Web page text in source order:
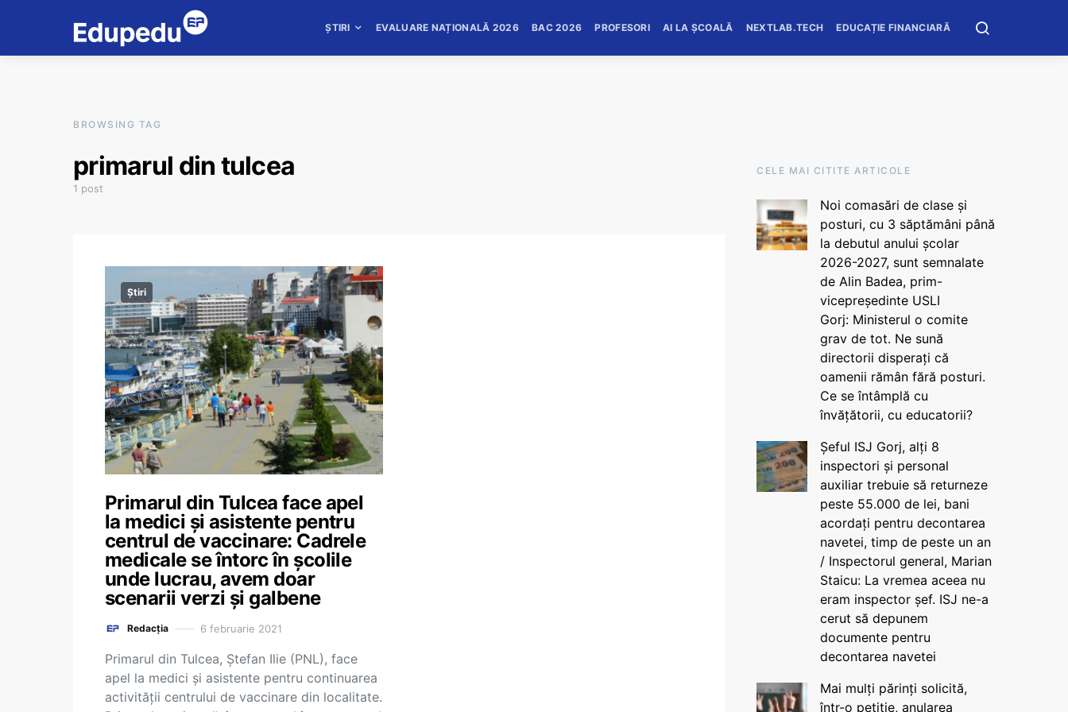
ȘTIRI EVALUARE NAȚIONALĂ 2026 BAC 2026 PROFESORI AI LA ȘCOALĂ NEXTLAB.TECH EDUCAȚIE FINANCIARĂ
BROWSING TAG
primarul din tulcea
1 post
Știri
Primarul din Tulcea face apel
la medici și asistente pentru
centrul de vaccinare: Cadrele
medicale se întorc în școlile
unde lucrau, avem doar
scenarii verzi și galbene
Redacția 6 februarie 2021
Primarul din Tulcea, Ștefan Ilie (PNL), face
apel la medici și asistente pentru continuarea
activității centrului de vaccinare din localitate.
CELE MAI CITITE ARTICOLE
Noi comasări de clase și
posturi, cu 3 săptămâni până
la debutul anului școlar
2026-2027, sunt semnalate
de Alin Badea, prim-
vicepreședinte USLI
Gorj: Ministerul o comite
grav de tot. Ne sună
directorii disperați că
oamenii rămân fără posturi.
Ce se întâmplă cu
învățătorii, cu educatorii?
Șeful ISJ Gorj, alți 8
inspectori și personal
auxiliar trebuie să returneze
peste 55.000 de lei, bani
acordați pentru decontarea
navetei, timp de peste un an
/ Inspectorul general, Marian
Staicu: La vremea aceea nu
eram inspector șef. ISJ ne-a
cerut să depunem
documente pentru
decontarea navetei
Mai mulți părinți solicită,
într-o petiție, anularea